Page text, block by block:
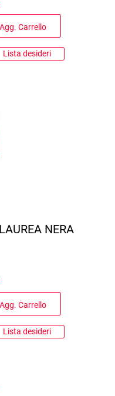
Agg. Carrello
Lista desideri
NERA
Agg. Carrello
Lista desideri